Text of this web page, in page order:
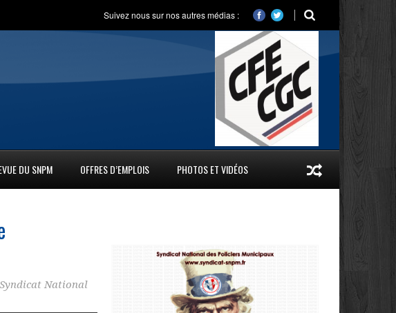
Suivez nous sur nos autres médias :
DU SNPM OFFRES D’EMPLOIS PHOTOS ET VIDÉOS
National